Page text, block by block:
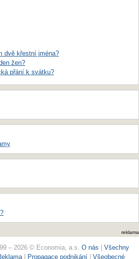
dvě křestní jména?
žen?
přání k svátku?
reklama
– 2026 © Economia, a.s. O nás
Všechny
Propagace podnikání| Všeobecné